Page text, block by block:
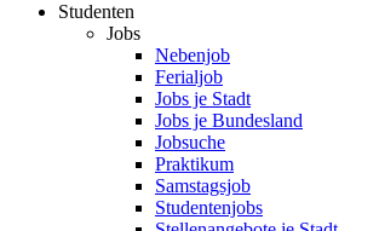
Studenten
Jobs
Nebenjob
Ferialjob
Jobs je Stadt
Jobs je Bundesland
Jobsuche
Praktikum
Samstagsjob
Studentenjobs